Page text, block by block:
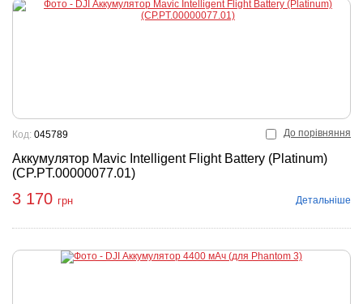
До порівняння
Аккумулятор Mavic Intelligent Flight Battery (Platinum)
(CP.PT.00000077.01)
Код: 045789
3 170 грн Детальніше